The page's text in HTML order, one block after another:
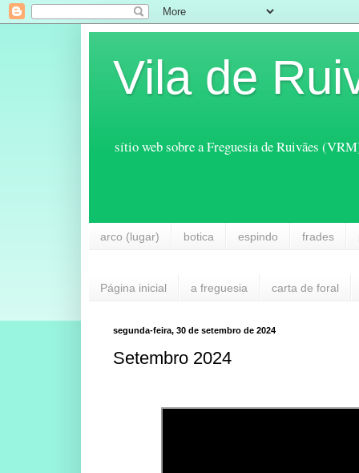
Vila de
sítio web sobre a Freguesia de Ruivães
arco (lugar) botica espindo frades
Página inicial a freguesia carta de foral
segunda-feira, 30 de setembro de 2024
Setembro 2024